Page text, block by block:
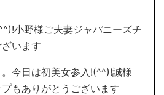
小野様ご夫妻ジャパニーズチ
います
今日は初美女参入!(^^)!誠様
もありがとうございます